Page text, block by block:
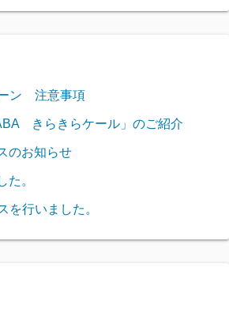
ン 注意事項
きらきらケール」のご紹介
のお知らせ
。
を行いました。